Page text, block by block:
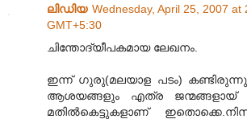
ലിഡിയ Wednesday, April 25, 2007 at
GMT+5:30
ചിന്തോദ്യീപകമായ ലേഖനം.
ഇന്ന് ഗുരു(മലയാള പടം)
ആശയങ്ങളും എത്ര ജന്മങ്ങളായ്
മതില്‍കെട്ടുകളാണ്